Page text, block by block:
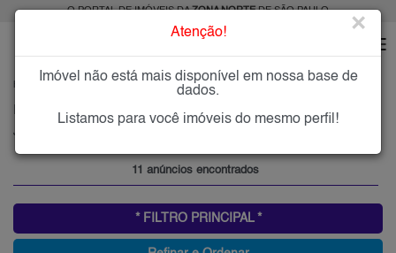
O PORTAL DE IMÓVEIS DAZONA NORTEDE SÃO PAULO
JARDIM MARTINS SILVA
Jardim Martins Silva, Zona Norte
11 anúncios encontrados
* FILTRO PRINCIPAL *
Atenção! ×
Imóvel não está mais disponível em nossa base de
dados.
Listamos para você imóveis do mesmo perfil!